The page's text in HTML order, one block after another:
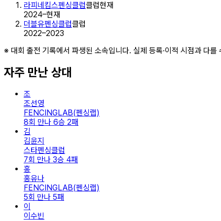
라피네킴스펜싱클럽클럽현재
2024–현재
더블유펜싱클럽클럽
2022–2023
※ 대회 출전 기록에서 파생된 소속입니다. 실제 등록·이적 시점과 다를
자주 만난 상대
조
조선영
FENCINGLAB(펜싱랩)
8회 만나 6승 2패
김
김윤지
스타펜싱클럽
7회 만나 3승 4패
홍
홍유나
FENCINGLAB(펜싱랩)
5회 만나 5패
이
이수빈